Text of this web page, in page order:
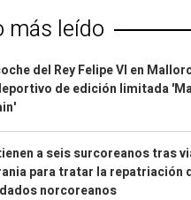
más leído
del Rey Felipe VI en
de edición limitada
a seis surcoreanos tras
para tratar la repatriación
norcoreanos